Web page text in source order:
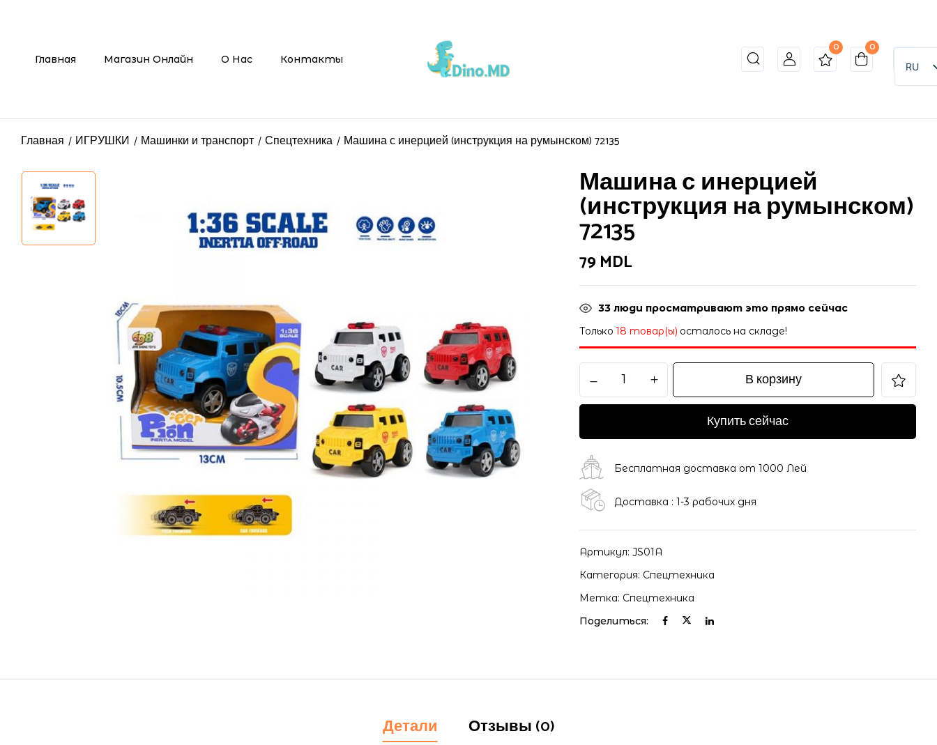
Главная Магазин Онлайн О Нас Контакты
0 0
RU
Главная ИГРУШКИ Машинки и транспорт Спецтехника Машина с инерцией (инструкция на румынском) 72135
Машина с инерцией
(инструкция на румынском)
72135
79 MDL
33 люди просматривают это прямо сейчас
Только 18 товар(ы) осталось на складе!
В корзину
Купить сейчас
Бесплатная доставка от 1000 Лей
Доставка : 1-3 рабочих дня
Артикул:JS01A
Категория: Спецтехника
Метка: Спецтехника
Поделиться:
Детали Отзывы (0)